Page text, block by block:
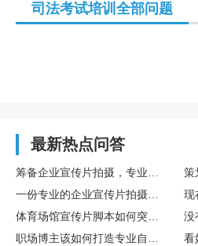
司法考试培训全部问题
最新热点问答